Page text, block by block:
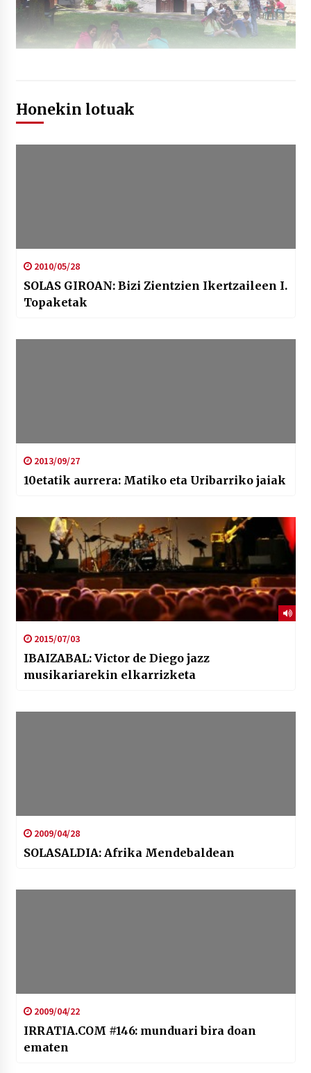
Honekin lotuak
2010/05/28
SOLAS GIROAN: Bizi Zientzien Ikertzaileen I.
Topaketak
2013/09/27
10etatik aurrera: Matiko eta Uribarriko jaiak
2015/07/03
IBAIZABAL: Victor de Diego jazz
musikariarekin elkarrizketa
2009/04/28
SOLASALDIA: Afrika Mendebaldean
2009/04/22
IRRATIA.COM #146: munduari bira doan
ematen